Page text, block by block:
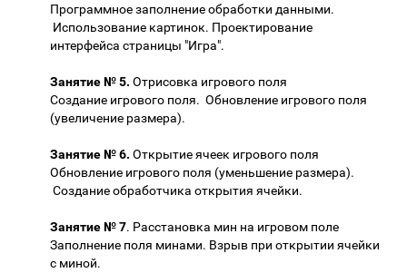
Программное заполнение обработки данными.
Использование картинок. Проектирование
интерфейса страницы "Игра".
Занятие № 5. Отрисовка игрового поля
Создание игрового поля. Обновление игрового поля
(увеличение размера).
Занятие № 6. Открытие ячеек игрового поля
Обновление игрового поля (уменьшение размера).
Создание обработчика открытия ячейки.
Занятие № 7. Расстановка мин на игровом поле
Заполнение поля минами. Взрыв при открытии ячейки
с миной.